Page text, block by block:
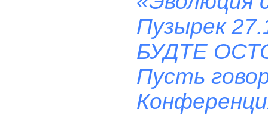
Пузырек
БУДТЕ
Пусть